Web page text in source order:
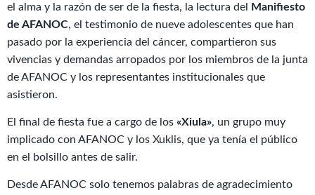
el alma y la razón de ser de la fiesta, la lectura del
Manifiesto
de AFANOC, el testimonio de nueve adolescentes que han
pasado por la experiencia del cáncer, compartieron sus
vivencias y demandas arropados por los miembros de la junta
de AFANOC y los representantes institucionales que
asistieron.
El final de fiesta fue a cargo de los «Xiula», un grupo muy
implicado con AFANOC y los Xuklis, que ya tenía el público
en el bolsillo antes de salir.
Desde AFANOC solo tenemos palabras de agradecimiento